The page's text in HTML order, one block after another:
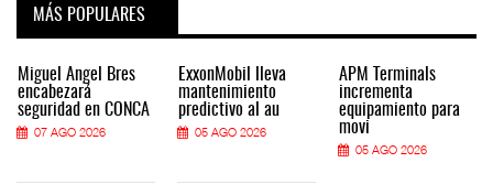
MÁS POPULARES
Miguel Ángel Bres
encabezará
seguridad en CONCA
07 AGO 2026
ExxonMobil lleva
mantenimiento
predictivo al au
05 AGO 2026
APM Terminals
incrementa
equipamiento para
movi
05 AGO 2026